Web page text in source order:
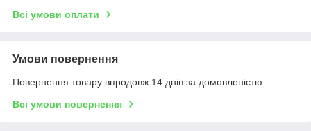
Всі умови оплати
Умови повернення
Повернення товару впродовж 14 днів за домовленістю
Всі умови повернення